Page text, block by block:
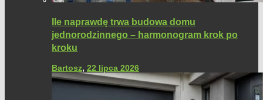
Ile naprawdę trwa budowa domu
jednorodzinnego – harmonogram krok po
kroku
Bartosz, 22 lipca 2026